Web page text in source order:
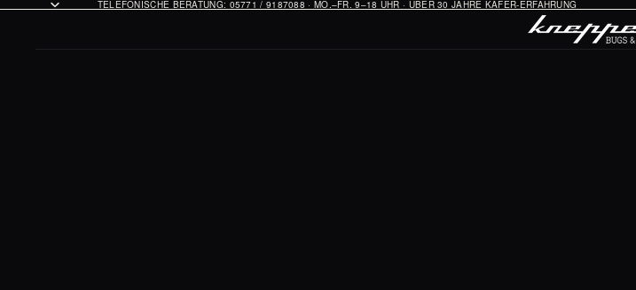
TELEFONISCHE BERATUNG: 05771 / 9187088 · MO.–FR. 9–18 UHR · ÜBER 30 JAHRE KÄFER-ERFAHRUNG